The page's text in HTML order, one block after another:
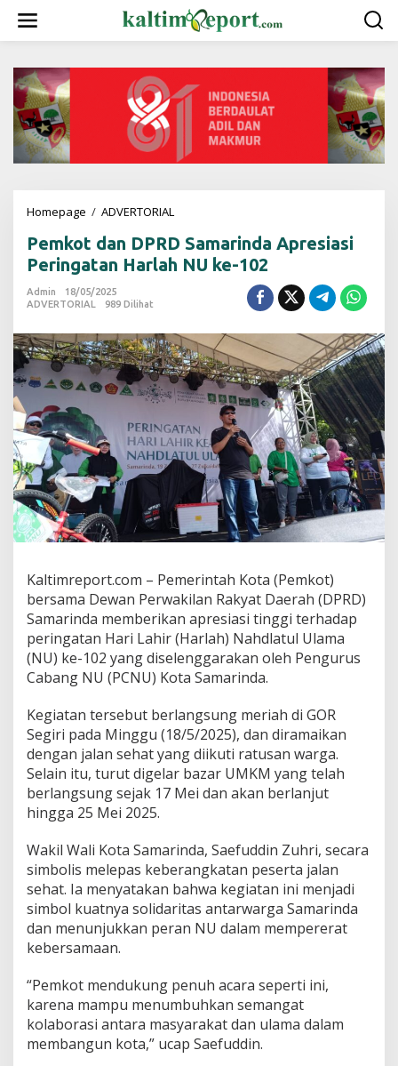
w
Homepage / ADVERTORIAL
m
k
o
n
D
P
R
D
a
m
n
d
a
p
r
s
i
a
s
P
e
r
i
n
g
a
n
H
a
r
a
U
k
e
-
1
Pemkot dan DPRD Samarinda Apresiasi
Peringatan Harlah NU ke-102
Admin
18/05/2025
ADVERTORIAL
989 Dilihat
Kaltimreport.com – Pemerintah Kota (Pemkot)
bersama Dewan Perwakilan Rakyat Daerah (DPRD)
Samarinda memberikan apresiasi tinggi terhadap
peringatan Hari Lahir (Harlah) Nahdlatul Ulama
(NU) ke-102 yang diselenggarakan oleh Pengurus
Cabang NU (PCNU) Kota Samarinda.
Kegiatan tersebut berlangsung meriah di GOR
Segiri pada Minggu (18/5/2025), dan diramaikan
dengan jalan sehat yang diikuti ratusan warga.
Selain itu, turut digelar bazar UMKM yang telah
berlangsung sejak 17 Mei dan akan berlanjut
hingga 25 Mei 2025.
Wakil Wali Kota Samarinda, Saefuddin Zuhri, secara
simbolis melepas keberangkatan peserta jalan
sehat. Ia menyatakan bahwa kegiatan ini menjadi
simbol kuatnya solidaritas antarwarga Samarinda
dan menunjukkan peran NU dalam mempererat
kebersamaan.
“Pemkot mendukung penuh acara seperti ini,
karena mampu menumbuhkan semangat
kolaborasi antara masyarakat dan ulama dalam
membangun kota,” ucap Saefuddin.